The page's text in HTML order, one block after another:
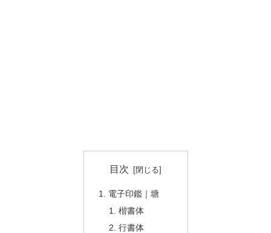
目次
電子印鑑｜塘
楷書体
行書体